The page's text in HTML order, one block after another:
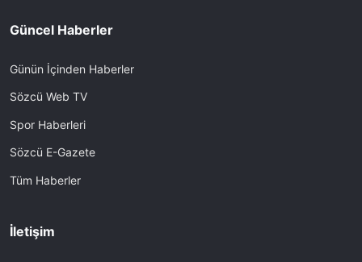
Güncel Haberler
Günün İçinden Haberler
Sözcü Web TV
Spor Haberleri
Sözcü E-Gazete
Tüm Haberler
İletişim